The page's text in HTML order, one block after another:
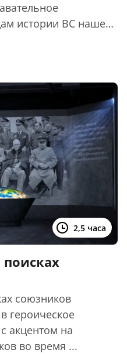
истории ВС нашей
2,5 часа
союзников
героическое
акцентом на
во время ...